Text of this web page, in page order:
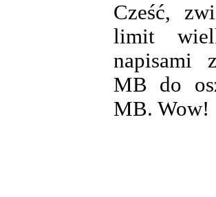
Cześć,
limit
napisami
MB do
MB. Wow!